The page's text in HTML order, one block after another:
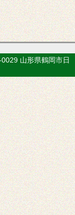
山形県鶴岡市日